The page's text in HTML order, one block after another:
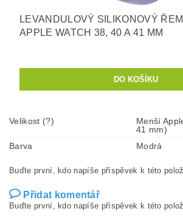
LEVANDULOVÝ SILIKONOVÝ
APPLE WATCH 38, 40 A 41 MM
Velikost (?)
Menší
41 mm)
Barva
Modrá
Buďte první, kdo napíše příspěvek k této
Přidat komentář
Buďte první, kdo napíše příspěvek k této